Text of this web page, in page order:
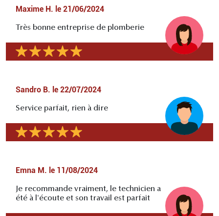
Maxime H. le 21/06/2024
Très bonne entreprise de plomberie
Sandro B. le 22/07/2024
Service parfait, rien à dire
Emna M. le 11/08/2024
Je recommande vraiment, le technicien a
été à l'écoute et son travail est parfait